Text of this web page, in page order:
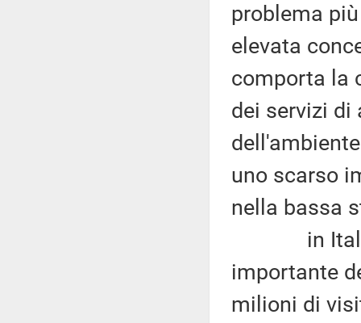
problema
elevata
comporta la
dei servizi di
uno scarso
nella bassa
in Italia il
importante
milioni di